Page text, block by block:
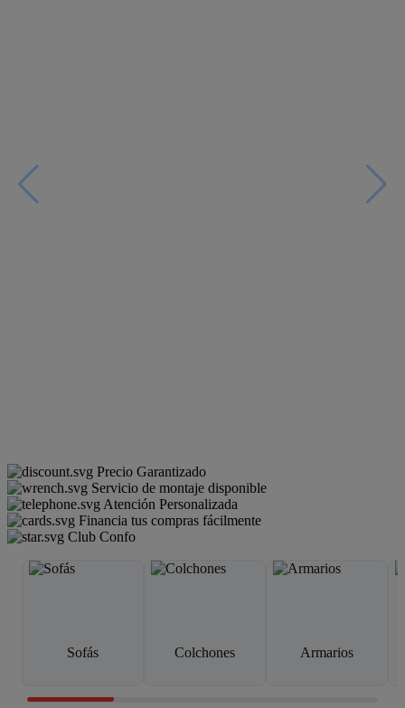
Precio Garantizado
Servicio de montaje disponible
Atención Personalizada
Financia tus compras fácilmente
Club Confo
Sofás Colchones Armarios